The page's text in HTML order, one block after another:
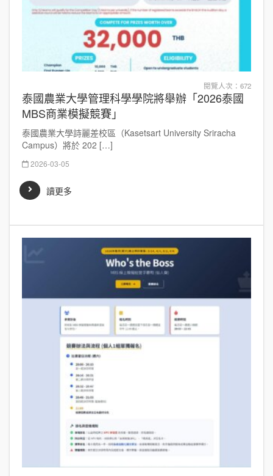
閱覽人次：672
泰國農業大學管理科學學院將舉辦「2026泰國
MBS商業模擬競賽」
泰國農業大學詩麗差校區（Kasetsart University Sriracha
Campus）將於 202 […]
2026-03-05
讀更多